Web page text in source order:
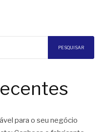
PESQUISAR
para o seu negócio